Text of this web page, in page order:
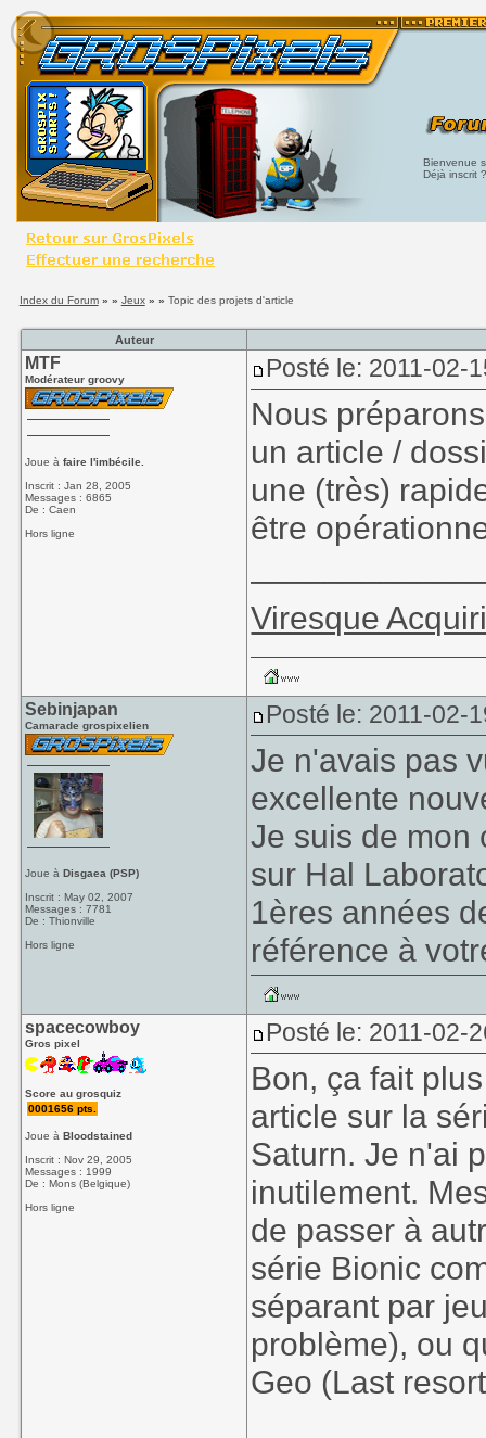
Bienvenue
Déjà inscrit
Index du Forum» » Jeux» » Topic des projets d'article
Auteur
MTF
Modérateur groovy
Joue àfaire l'imbécile.
Inscrit : Jan 28, 2005
Messages : 6865
De : Caen
Hors ligne
Posté le: 2011-02-
Nous
un article /
une (très)
être
Viresque
Sebinjapan
Camarade grospixelien
Joue àDisgaea (PSP)
Inscrit : May 02, 2007
Messages : 7781
De : Thionville
Hors ligne
Posté le: 2011-02-
Je n'avais pas
excellente
Je suis de mon
sur Hal
1ères années
référence à
spacecowboy
Gros pixel
Score au grosquiz
0001656 pts.
Joue àBloodstained
Inscrit : Nov 29, 2005
Messages : 1999
De : Mons (Belgique)
Hors ligne
Posté le: 2011-02-
Bon, ça fait
article sur la
Saturn. Je n'ai
inutilement.
de passer à
série Bionic
séparant par
problème), ou
Geo (Last